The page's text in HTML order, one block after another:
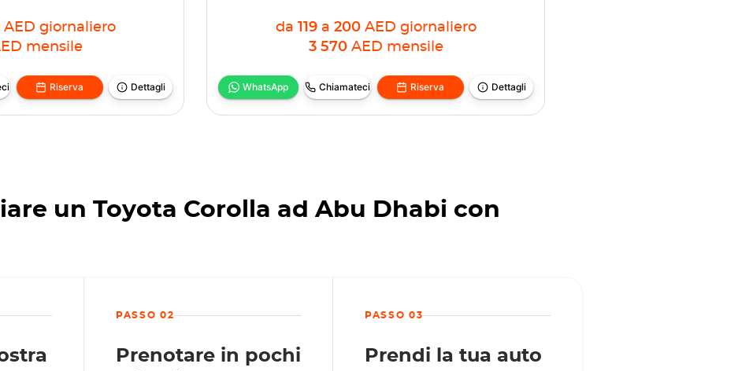
AED giornaliero
mensile
Riserva Dettagli
da 119 a 200 AED giornaliero
3 570 AED mensile
WhatsApp Chiamateci Riserva Dettagli
un Toyota Corolla ad Abu Dhabi con
PASSO 02
Prenotare in pochi
PASSO 03
Prendi la tua auto